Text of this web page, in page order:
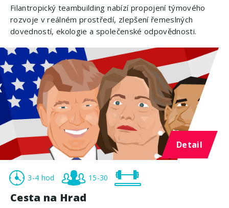
Filantropický teambuilding nabízí propojení týmového
rozvoje v reálném prostředí, zlepšení řemeslných
dovedností, ekologie a společenské odpovědnosti.
Detail
3-4 hod 15-30
Cesta na Hrad